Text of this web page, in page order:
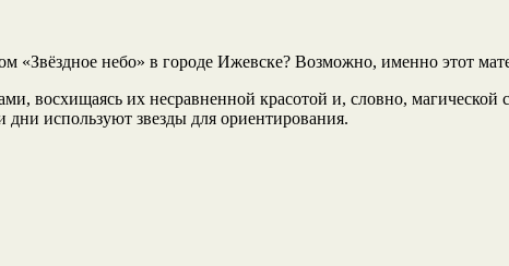
«Звёздное небо» в городе Ижевске? Возможно, именно этот
восхищаясь их несравненной красотой и, словно,
используют звезды для ориентирования.